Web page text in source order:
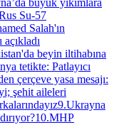
Su-57
Salah'ın
beyin iltihabına
tetikte: Patlayıcı
çerçeve yasa mesajı:
şehit aileleri
9.Ukrayna
10.MHP